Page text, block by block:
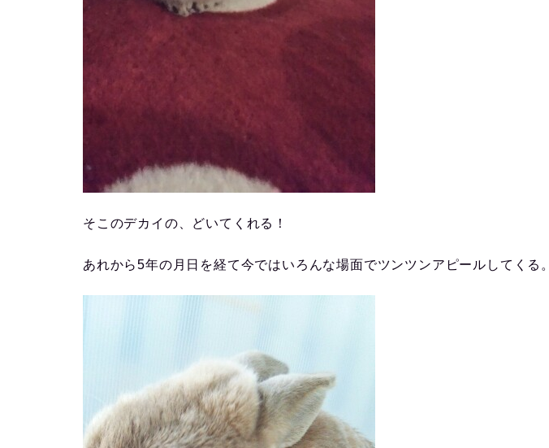
そこのデカイの、どいてくれる！
あれから5年の月日を経て今ではいろんな場面でツンツンアピールしてくる。